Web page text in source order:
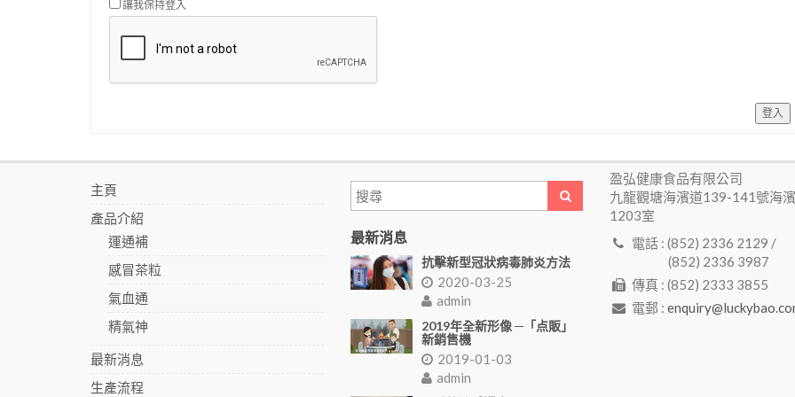
讓我保持登入
登入
主頁
產品介紹
運通補
感冒茶粒
氣血通
精氣神
最新消息
生產流程
最新消息
抗擊新型冠狀病毒肺炎方法
2020-03-25
admin
2019年全新形像 ─「点販」
新銷售機
2019-01-03
admin
盈弘健康食品有限公司
九龍觀塘海濱道139-141號海
1203室
電話 : (852) 2336 2129 /
(852) 2336 3987
傳真 : (852) 2333 3855
電郵 :